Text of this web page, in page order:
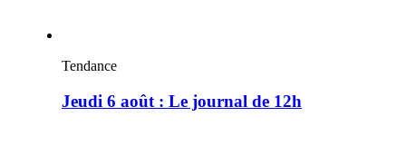
Tendance
Jeudi 6 août : Le journal de 12h